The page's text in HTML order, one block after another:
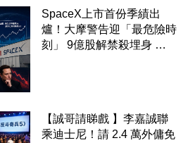
SpaceX上市首份季績出
爐！大摩警告迎「最危險時
刻」 9億股解禁殺埋身 拆
【誠哥請睇戲 】李嘉誠聯
乘迪士尼！請 2.4 萬外傭免